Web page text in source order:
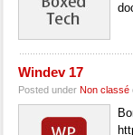
Windev 17
Posted under Non classé